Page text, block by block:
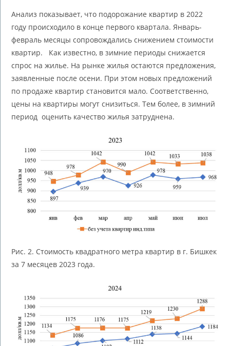
Анализ показывает, что подорожание квартир в 2022
году происходило в конце первого квартала. Январь-
февраль месяцы сопровождались снижением стоимости
квартир. Как известно, в зимние периоды снижается
спрос на жилье. На рынке жилья остаются предложения,
заявленные после осени. При этом новых предложений
по продаже квартир становится мало. Соответственно,
цены на квартиры могут снизиться. Тем более, в зимний
период оценить качество жилья затруднена.
Рис. 2. Стоимость квадратного метра квартир в г. Бишкек
за 7 месяцев 2023 года.